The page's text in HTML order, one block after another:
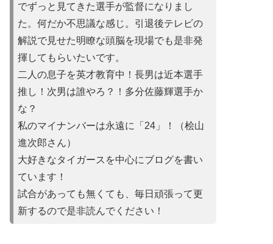
でずっと見てきた選手が監督になりまし
た。何だか不思議な感じ。引退後テレビの
解説で見せた明瞭な頭脳を現場でも是非発
揮してもらいたいです。
二人の息子を英才教育中！長男は近本選手
推し！次男は誰やろ？！多分佐藤輝選手か
な？
私のマイナンバーは永遠に「24」！（桧山
進次郎さん）
大好きなタイガースを中心にブログを書い
ています！
試合があって も無くても、毎日頑張って更
新するので是非読んでください！